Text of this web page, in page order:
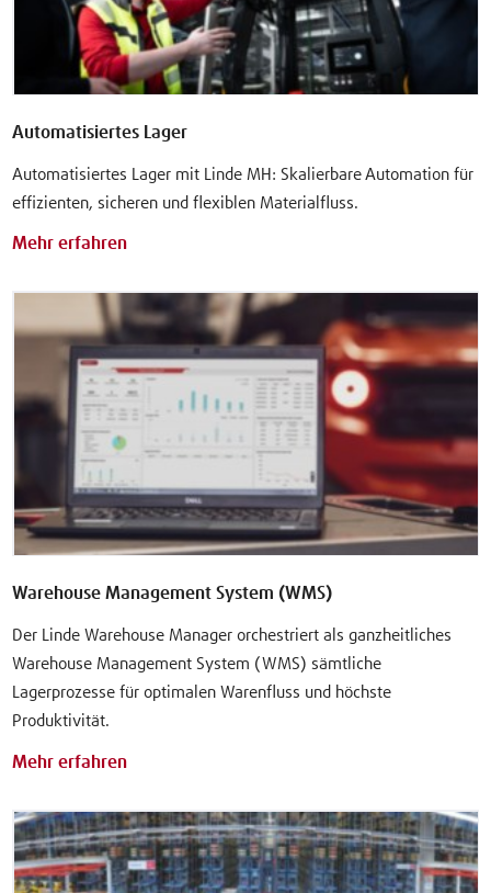
Automatisiertes Lager
Automatisiertes Lager mit Linde MH: Skalierbare Automation für
effizienten, sicheren und flexiblen Materialfluss.
Mehr erfahren
Warehouse Management System (WMS)
Der Linde Warehouse Manager orchestriert als ganzheitliches
Warehouse Management System (WMS) sämtliche
Lagerprozesse für optimalen Warenfluss und höchste
Produktivität.
Mehr erfahren